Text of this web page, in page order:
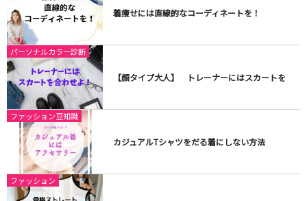
着痩せには直線的なコーディネートを！
パーソナルカラー診断
【顔タイプ大人】 トレーナーにはスカートを
ファッション豆知識
カジュアルTシャツをだる着にしない方法
ファッション